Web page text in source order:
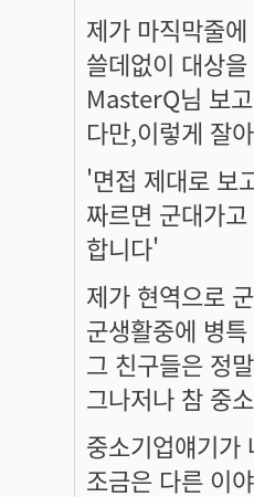
제가 마직막줄
쓸데없이 대상
MasterQ님 보
다만,이렇게 잘
'면접 제대로 보
짜르면 군대가
합니다'
제가 현역으로
군생활중에 병
그 친구들은 정
그나저나 참 중
중소기업얘기가
조금은 다른 이